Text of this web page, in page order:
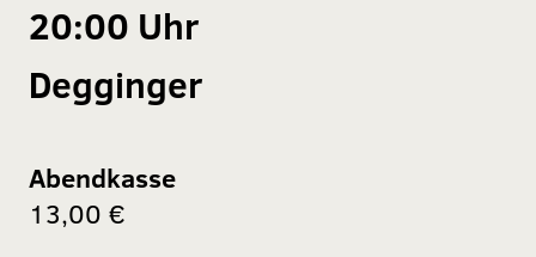
20:00 Uhr
Degginger
Abendkasse
13,00 €